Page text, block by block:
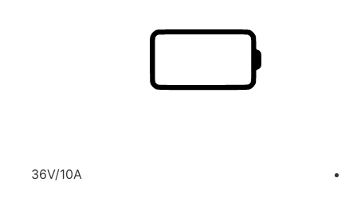
36V/10A